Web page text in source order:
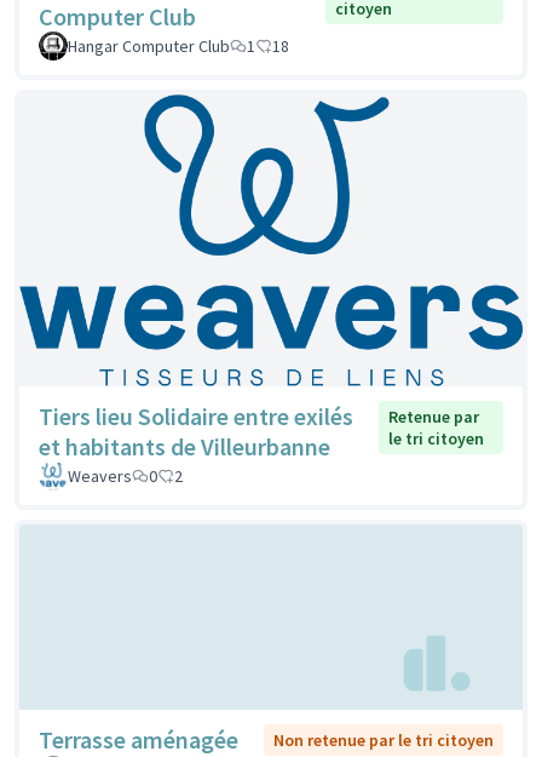
Computer Club
citoyen
Hangar Computer Club
1 18
Tiers lieu Solidaire entre exilés
et habitants de Villeurbanne
Retenue par
le tri citoyen
Weavers
0 2
Terrasse aménagée
Non retenue par le tri citoyen